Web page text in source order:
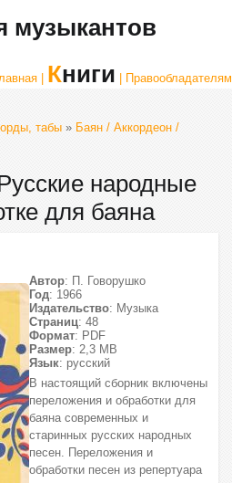
музыкантов
| Книги | Правообладателям
табы » Баян / Аккордеон /
народные
для баяна
Автор: П. Говорушко
Год: 1966
Издательство: Музыка
Страниц: 48
Формат: PDF
Размер: 2,3 МВ
Язык: русский
В настоящий сборник включены
переложения и обработки для
баяна современных и
старинных русских народных
песен. Переложения и
обработки песен из репертуара